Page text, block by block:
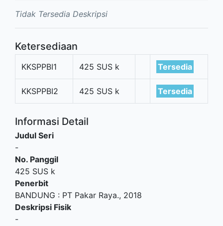
Tidak Tersedia Deskripsi
Ketersediaan
KKSPPBI1 425 SUS k Tersedia
KKSPPBI2 425 SUS k Tersedia
Informasi Detail
Judul Seri
-
No. Panggil
425 SUS k
Penerbit
BANDUNG : PT Pakar Raya., 2018
Deskripsi Fisik
-